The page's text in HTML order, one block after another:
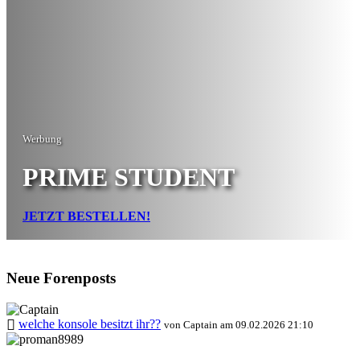
Werbung
PRIME STUDENT
JETZT BESTELLEN!
Neue Forenposts
welche konsole besitzt ihr?? von Captain am 09.02.2026 21:10